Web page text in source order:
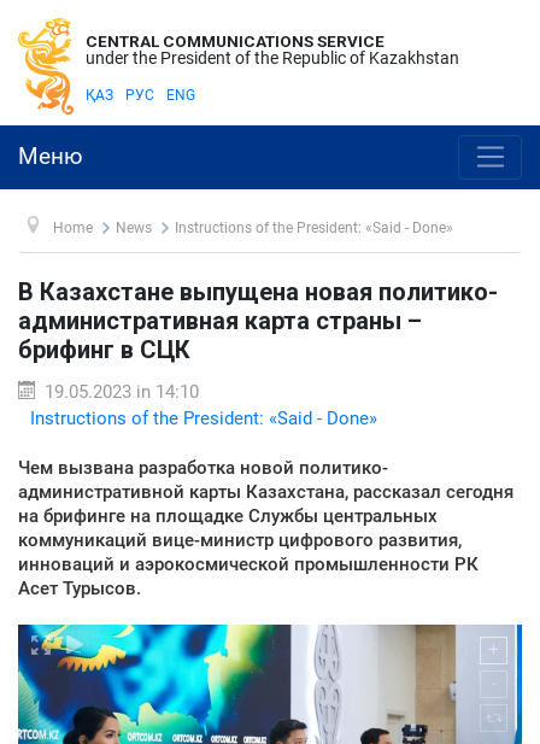
CENTRAL COMMUNICATIONS SERVICE
under the President of the Republic of Kazakhstan
ҚАЗ РУС ENG
Меню
Home News Instructions of the President: «Said - Done»
В Казахстане выпущена новая политико-
административная карта страны –
брифинг в СЦК
19.05.2023 in 14:10
Instructions of the President: «Said - Done»
Чем вызвана разработка новой политико-
административной карты Казахстана, рассказал сегодня
на брифинге на площадке Службы центральных
коммуникаций вице-министр цифрового развития,
инноваций и аэрокосмической промышленности РК
Асет Турысов.